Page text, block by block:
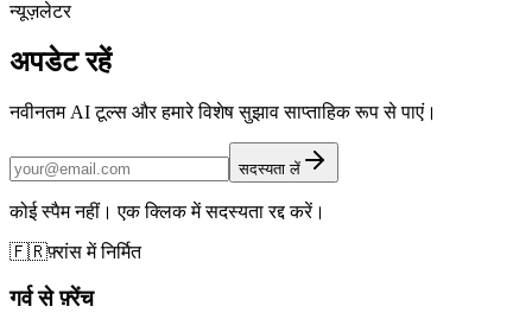
न्यूज़लेटर
अपडेट रहें
नवीनतम AI टूल्स और हमारे विशेष सुझाव साप्ताहिक रूप से पाएं।
सदस्यता लें
कोई स्पैम नहीं। एक क्लिक में सदस्यता रद्द करें।
🇫🇷फ़्रांस में निर्मित
गर्व से फ़्रेंच